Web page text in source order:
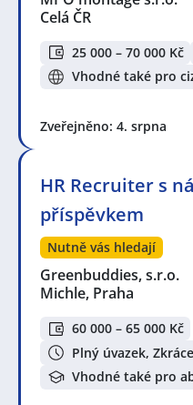
Celá ČR
25 000 – 70 000 Kč
Vhodné také pro
Zveřejněno: 4. srpna
HR Recruiter s
příspěvkem
Nutně vás hledají
Greenbuddies, s.r.o.
Michle, Praha
60 000 – 65 000 Kč
Plný úvazek,
Vhodné také pro